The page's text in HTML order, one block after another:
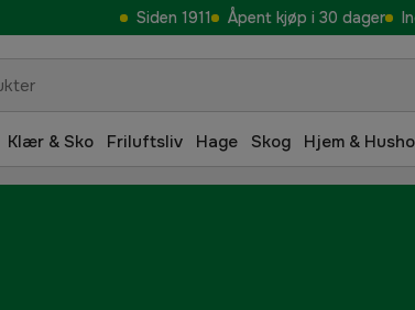
Siden 1911 Åpent kjøp i 30 dager
Klær & Sko Friluftsliv Hage Skog Hjem &